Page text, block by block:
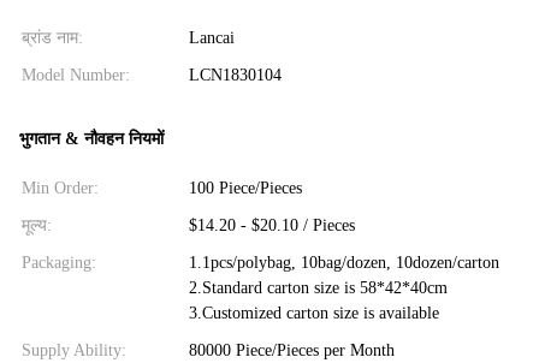
ब्रांड नाम: Lancai
Model Number: LCN1830104
भुगतान & नौवहन नियमों
Min Order: 100 Piece/Pieces
मूल्य: $14.20 - $20.10 / Pieces
Packaging:
1.1pcs/polybag, 10bag/dozen, 10dozen/carton
2.Standard carton size is 58*42*40cm
3.Customized carton size is available
Supply Ability: 80000 Piece/Pieces per Month